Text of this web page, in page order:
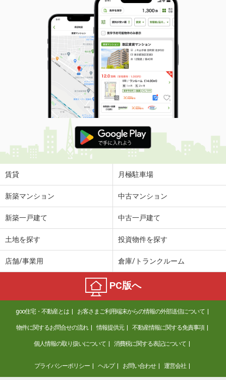
賃貸 月極駐車場
新築マンション 中古マンション
新築一戸建て 中古一戸建て
土地を探す 投資物件を探す
店舗/事業用 倉庫/トランクルーム
PC版へ
goo住宅・不動産とは お客さまご利用端末からの情報の外部送信について
物件に関するお問合せの流れ 情報提供元 不動産情報に関する免責事項
個人情報の取り扱いについて 消費税に関する表記について
プライバシーポリシー ヘルプ お問い合わせ 運営会社